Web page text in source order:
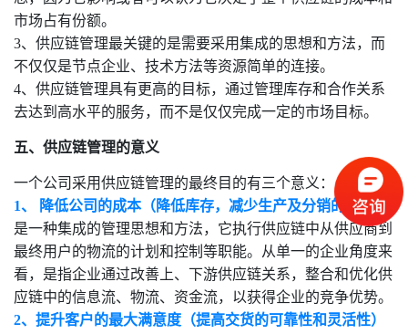
市场占有份额。
3、供应链管理最关键的是需要采用集成的思想和方法，而
不仅仅是节点企业、技术方法等资源简单的连接。
4、供应链管理具有更高的目标，通过管理库存和合作关系
去达到高水平的服务，而不是仅仅完成一定的市场目标。
五、 供应链管理的意义
一个公司采用供应链管理的最终目的有三个意义：
1、 降低公司的成本（降低库存，减少生产及分销的费用）
是一种集成的管理思想和方法，它执行供应链中从供应商到
最终用户的物流的计划和控制等职能。从单一的企业角度来
看，是指企业通过改善上、下游供应链关系，整合和优化供
应链中的信息流、物流、资金流，以获得企业的竞争优势。
2、提升客户的最大满意度（提高交货的可靠性和灵活性）